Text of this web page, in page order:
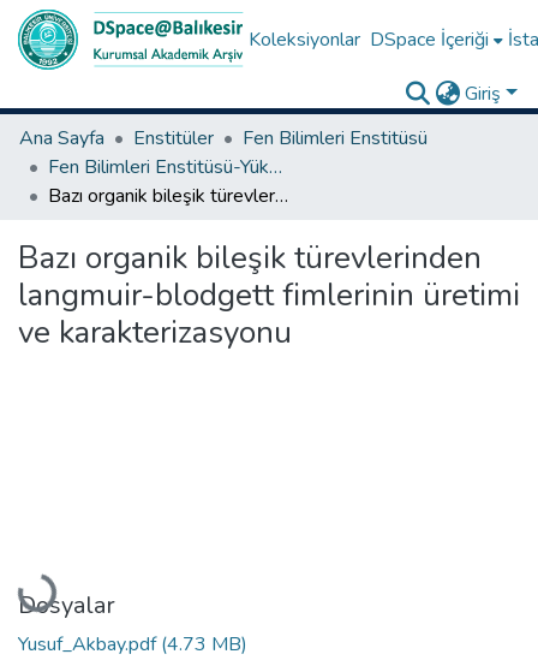
Koleksiyonlar DSpace İçeriği
Giriş
Ana Sayfa
Enstitüler
Fen Bilimleri Enstitüsü
Fen Bilimleri Enstitüsü-Yüksek Lisans Tezleri
Bazı organik bileşik türevlerinden langmuir-blodgett fimlerinin üretimi ve karakterizasyonu
Bazı organik bileşik türevlerinden
langmuir-blodgett fimlerinin üretimi
ve karakterizasyonu
Yükleniyor...
Dosyalar
Yusuf_Akbay.pdf(4.73 MB)